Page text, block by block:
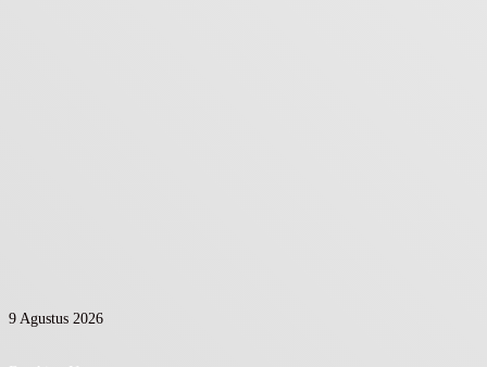
9 Agustus 2026